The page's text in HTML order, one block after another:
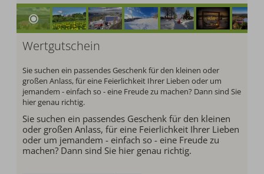
Wertgutschein
Sie suchen ein passendes Geschenk für den kleinen oder
großen Anlass, für eine Feierlichkeit Ihrer Lieben oder um
jemandem - einfach so - eine Freude zu machen? Dann sind Sie
hier genau richtig.
Sie suchen ein passendes Geschenk für den kleinen
oder großen Anlass, für eine Feierlichkeit Ihrer Lieben
oder um jemandem - einfach so - eine Freude zu
machen? Dann sind Sie hier genau richtig.